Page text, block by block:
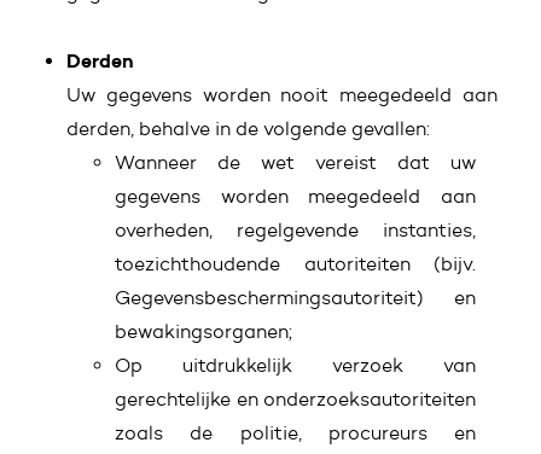
Derden
Uw gegevens worden nooit meegedeeld aan
derden, behalve in de volgende gevallen:
Wanneer de wet vereist dat uw
gegevens worden meegedeeld aan
overheden, regelgevende instanties,
toezichthoudende autoriteiten (bijv.
Gegevensbeschermingsautoriteit) en
bewakingsorganen;
Op uitdrukkelijk verzoek van
gerechtelijke en onderzoeksautoriteiten
zoals de politie, procureurs en